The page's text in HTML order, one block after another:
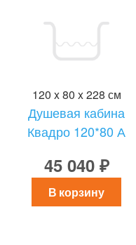
120 x 80 x 228 см
Душевая кабина
Квадро 120*80 А
45 040 ₽
В корзину